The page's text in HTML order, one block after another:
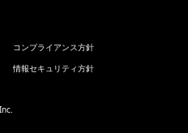
コンプライアンス方針
情報セキュリティ方針